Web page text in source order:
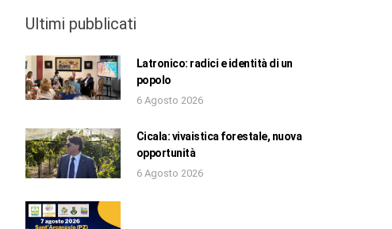
Ultimi pubblicati
Latronico: radici e identità di un
popolo
6 Agosto 2026
Cicala: vivaistica forestale, nuova
opportunità
6 Agosto 2026